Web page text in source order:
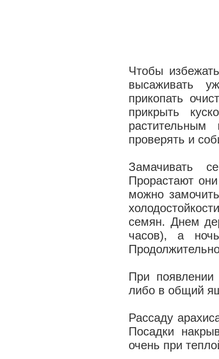
Чтобы
высаживать
прикопать
прикрыть
проверять и
Замачивать
Прорастают
можно
семян. Днем
часов), а
При появлении
либо в общий
Рассаду
Посадки
очень при